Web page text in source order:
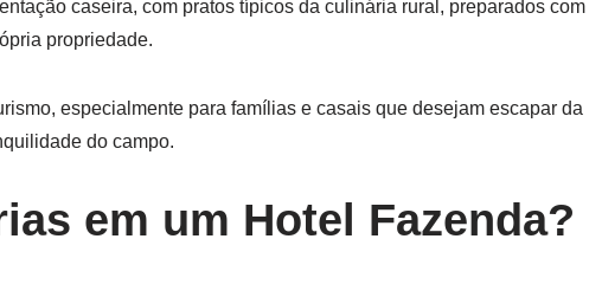
caseira, com pratos típicos da culinária rural, preparados com
propriedade.
especialmente para famílias e casais que desejam escapar da
do campo.
em um Hotel Fazenda?